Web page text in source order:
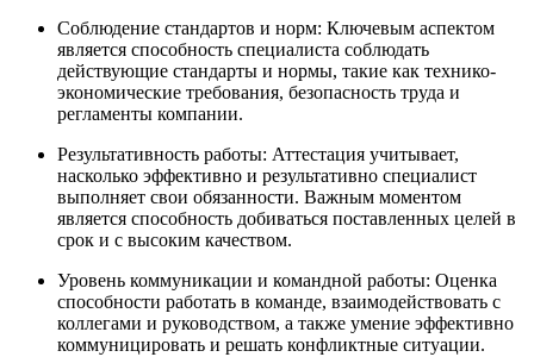
Соблюдение стандартов и норм: Ключевым аспектом
является способность специалиста соблюдать
действующие стандарты и нормы, такие как технико-
экономические требования, безопасность труда и
регламенты компании.
Результативность работы: Аттестация учитывает,
насколько эффективно и результативно специалист
выполняет свои обязанности. Важным моментом
является способность добиваться поставленных целей в
срок и с высоким качеством.
Уровень коммуникации и командной работы: Оценка
способности работать в команде, взаимодействовать с
коллегами и руководством, а также умение эффективно
коммуницировать и решать конфликтные ситуации.